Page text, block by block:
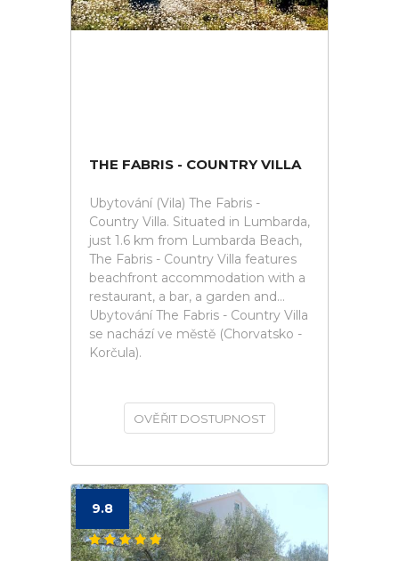
THE FABRIS - COUNTRY VILLA
Ubytování (Vila) The Fabris -
Country Villa. Situated in Lumbarda,
just 1.6 km from Lumbarda Beach,
The Fabris - Country Villa features
beachfront accommodation with a
restaurant, a bar, a garden and...
Ubytování The Fabris - Country Villa
se nachází ve městě (Chorvatsko -
Korčula).
OVĚŘIT DOSTUPNOST
9.8